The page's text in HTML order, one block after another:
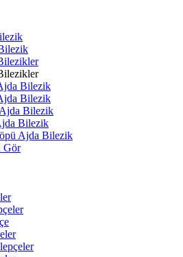
Bilezik
Bilezik
Bilezik
Bilezik
Ajda Bilezik
Gör